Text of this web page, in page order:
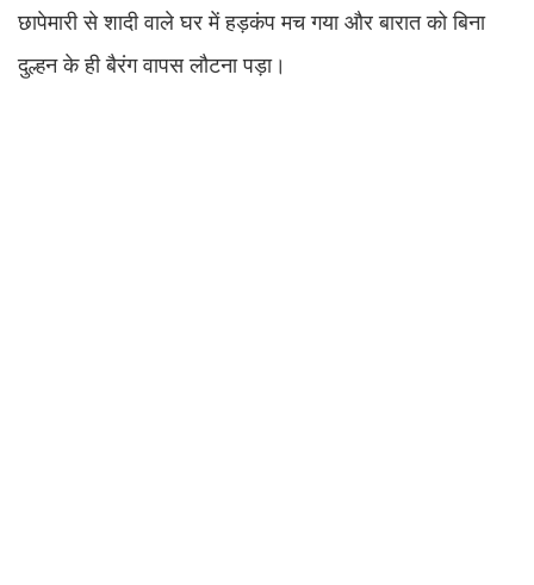
छापेमारी से शादी वाले घर में हड़कंप मच गया और बारात को बिना
दुल्हन के ही बैरंग वापस लौटना पड़ा।